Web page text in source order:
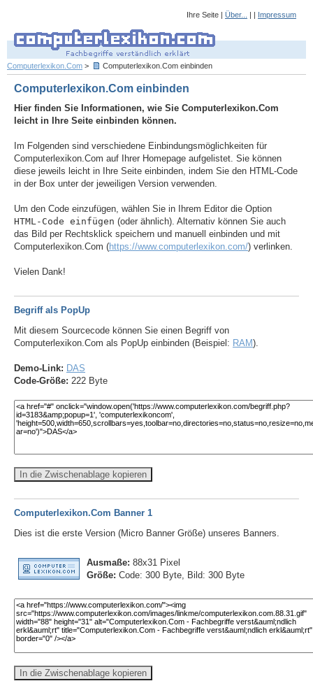
Ihre Seite | Über... | | Impressum
Computerlexikon.Com > Computerlexikon.Com einbinden
Computerlexikon.Com einbinden
Hier finden Sie Informationen, wie Sie Computerlexikon.Com
leicht in Ihre Seite einbinden können.
Im Folgenden sind verschiedene Einbindungsmöglichkeiten für
Computerlexikon.Com auf Ihrer Homepage aufgelistet. Sie können
diese jeweils leicht in Ihre Seite einbinden, indem Sie den HTML-Code
in der Box unter der jeweiligen Version verwenden.
Um den Code einzufügen, wählen Sie in Ihrem Editor die Option
HTML-Code einfügen (oder ähnlich). Alternativ können Sie auch
das Bild per Rechtsklick speichern und manuell einbinden und mit
Computerlexikon.Com (https://www.computerlexikon.com/) verlinken.
Vielen Dank!
Begriff als PopUp
Mit diesem Sourcecode können Sie einen Begriff von
Computerlexikon.Com als PopUp einbinden (Beispiel: RAM).
Demo-Link: DAS
Code-Größe: 222 Byte
In die Zwischenablage kopieren
Computerlexikon.Com Banner 1
Dies ist die erste Version (Micro Banner Größe) unseres Banners.
Ausmaße: 88x31 Pixel
Größe: Code: 300 Byte, Bild: 300 Byte
In die Zwischenablage kopieren